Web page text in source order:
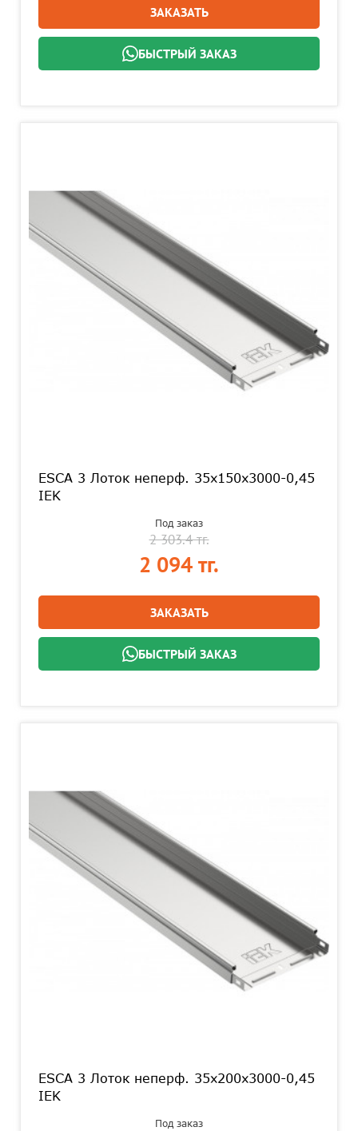
ЗАКАЗАТЬ
БЫСТРЫЙ ЗАКАЗ
ESCA 3 Лоток неперф. 35х150х3000-0,45
IEK
Под заказ
2 303.4 тг.
2 094 тг.
ЗАКАЗАТЬ
БЫСТРЫЙ ЗАКАЗ
ESCA 3 Лоток неперф. 35х200х3000-0,45
IEK
Под заказ